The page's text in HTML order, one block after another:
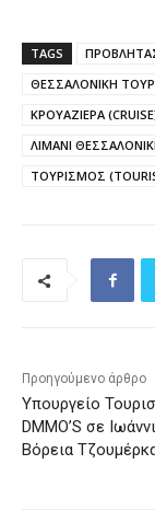
TAGS
ΘΕΣΣΑΛΟΝΙΚΗ
ΚΡΟΥΑΖΙΕΡΑ
ΛΙΜΑΝΙ
ΤΟΥΡΙΣΜΟΣ
Προηγούμενο άρθρο
Υπουργείο
DMMO’S σε
Βόρεια